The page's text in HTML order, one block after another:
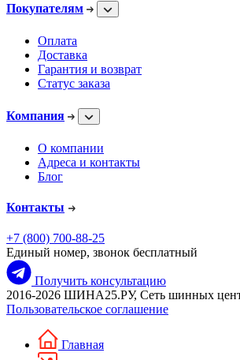
Покупателям
Оплата
Доставка
Гарантия и возврат
Статус заказа
Компания
О компании
Адреса и контакты
Блог
Контакты
+7 (800) 700-88-25
Единый номер, звонок бесплатный
Получить консультацию
2016-2026 ШИНА25.РУ, Сеть шинных
Пользовательское соглашение
Главная